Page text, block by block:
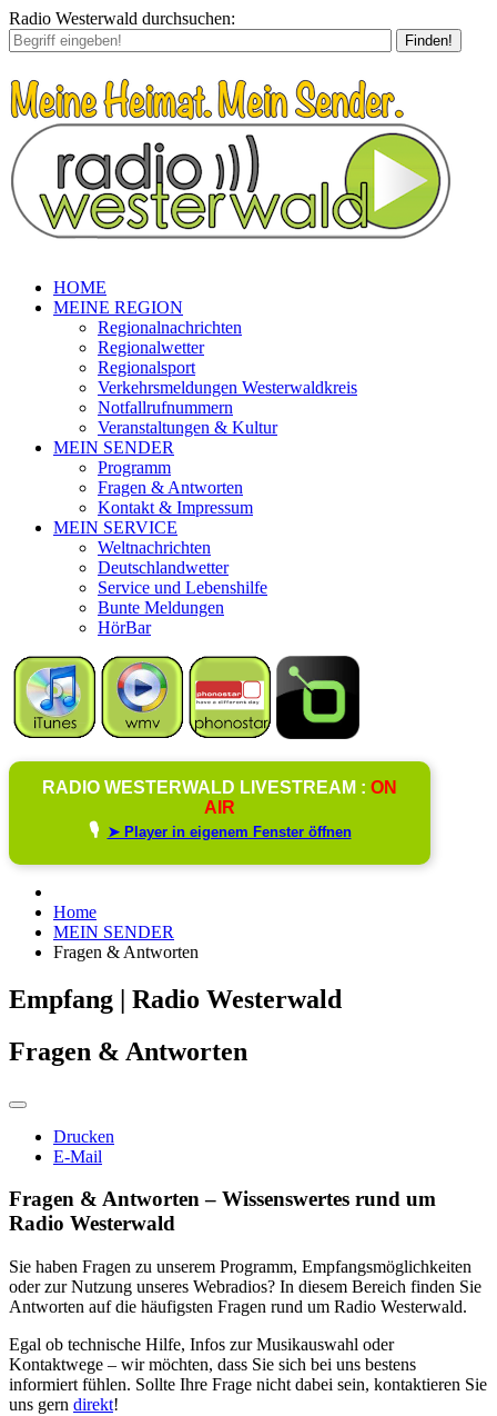
Radio Westerwald durchsuchen:
Finden!
HOME
MEINE REGION
Regionalnachrichten
Regionalwetter
Regionalsport
Verkehrsmeldungen Westerwaldkreis
Notfallrufnummern
Veranstaltungen & Kultur
MEIN SENDER
Programm
Fragen & Antworten
Kontakt & Impressum
MEIN SERVICE
Weltnachrichten
Deutschlandwetter
Service und Lebenshilfe
Bunte Meldungen
HörBar
RADIO WESTERWALD LIVESTREAM : ON
AIR
🎙️ ➤ Player in eigenem Fenster öffnen
Home
MEIN SENDER
Fragen & Antworten
Empfang | Radio Westerwald
Fragen & Antworten
Drucken
E-Mail
Fragen & Antworten – Wissenswertes rund um
Radio Westerwald
Sie haben Fragen zu unserem Programm, Empfangsmöglichkeiten
oder zur Nutzung unseres Webradios? In diesem Bereich finden Sie
Antworten auf die häufigsten Fragen rund um Radio Westerwald.
Egal ob technische Hilfe, Infos zur Musikauswahl oder
Kontaktwege – wir möchten, dass Sie sich bei uns bestens
informiert fühlen. Sollte Ihre Frage nicht dabei sein, kontaktieren Sie
uns gern direkt!